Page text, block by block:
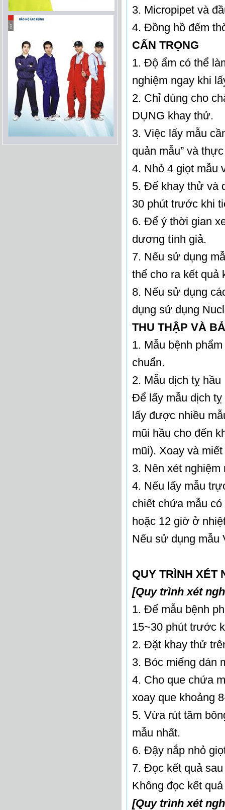
3. Micropipet và
4. Đồng hồ đếm
CẨN TRỌNG
1. Độ ẩm có thể
nghiệm ngay khi
2. Chỉ dùng cho
DỤNG khay thử.
3. Việc lấy mẫu
quản mẫu” và
4. Nhỏ 4 giọt mẫu
5. Để khay thử và
30 phút trước khi
6. Để ý thời gian
dương tính giả.
7. Nếu sử dụng
thể cho ra kết quả
8. Nếu sử dụng
dụng sử dụng
THU THẬP VÀ
1. Mẫu bệnh
chuẩn.
2. Mẫu dịch tỵ hầu
Để lấy mẫu dịch tỵ
lấy được nhiều
mũi hầu cho đến
mũi). Xoay và
3. Nên xét
4. Nếu lấy mẫu
chiết chứa mẫu
hoặc 12 giờ ở
Nếu sử dụng mẫu
QUY TRÌNH XÉT
[Quy trình xét
1. Để mẫu bệnh
15~30 phút trước
2. Đặt khay thử
3. Bóc miếng dán
4. Cho que chứa
xoay que khoảng
5. Vừa rút tăm
mẫu nhất.
6. Đậy nắp nhỏ
7. Đọc kết quả
Không đọc kết
[Quy trình xét